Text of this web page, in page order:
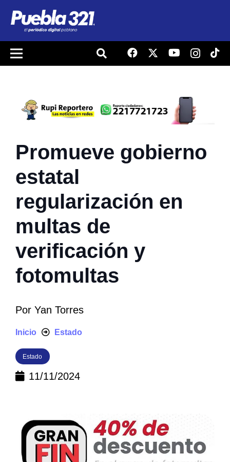
Promueve gobierno
estatal
regularización en
multas de
verificación y
fotomultas
Por Yan Torres
Inicio Estado
Estado
11/11/2024